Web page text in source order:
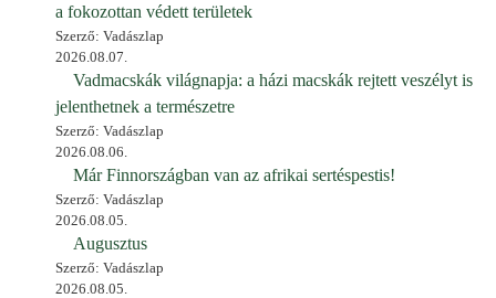
a fokozottan védett területek
Szerző: Vadászlap
2026.08.07.
Vadmacskák világnapja: a házi macskák rejtett veszélyt is
jelenthetnek a természetre
Szerző: Vadászlap
2026.08.06.
Már Finnországban van az afrikai sertéspestis!
Szerző: Vadászlap
2026.08.05.
Augusztus
Szerző: Vadászlap
2026.08.05.